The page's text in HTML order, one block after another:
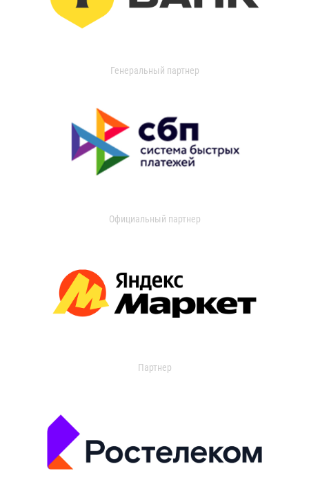
Генеральный партнер
Официальный партнер
Партнер